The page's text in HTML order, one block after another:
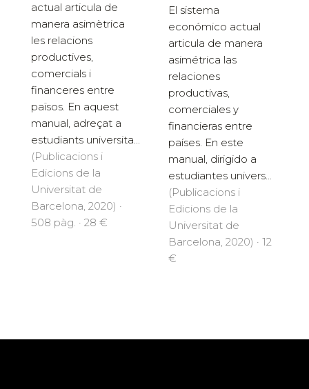
actual articula de
manera asimètrica
les relacions
productives,
comercials i
financeres entre
països. En aquest
manual, adreçat a
estudiants universita...
(Publicacions i
Edicions de la
Universitat de
Barcelona, 2020) ·
508 pàg. · 28 €
El sistema
económico actual
articula de manera
asimétrica las
relaciones
productivas,
comerciales y
financieras entre
países. En este
manual, dirigido a
estudiantes univers...
(Publicacions i
Edicions de la
Universitat de
Barcelona, 2020) · 12
€